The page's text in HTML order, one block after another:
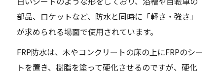
部品、ロケットなど、防水と同時に「軽さ・強さ」
が求められる場面で使用されています。
FRP防水は、木やコンクリートの床の上にFRPのシー
トを置き、樹脂を塗って硬化させるのですが、硬化